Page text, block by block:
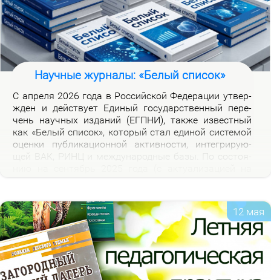
Научные журналы: «Белый список»
С ап­ре­ля 2026 го­да в Рос­сий­ской Фе­де­ра­ции утвер­
жден и дей­ству­ет Еди­ный го­судар­ствен­ный пе­ре­
чень на­уч­ных из­да­ний (ЕГПНИ), так­же из­вест­ный
как «Бе­лый спи­сок», ко­то­рый стал еди­ной си­сте­мой
оцен­ки пуб­ли­ка­ци­он­ной ак­тив­но­сти, ин­те­гри­ру­ю­
12 мая